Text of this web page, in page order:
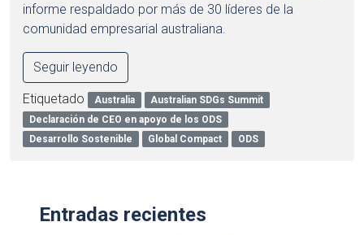
informe respaldado por más de 30 líderes de la
comunidad empresarial australiana.
Seguir leyendo
Etiquetado Australia
Australian SDGs Summit
Declaración de CEO en apoyo de los ODS
Desarrollo Sostenible
Global Compact ODS
Entradas recientes